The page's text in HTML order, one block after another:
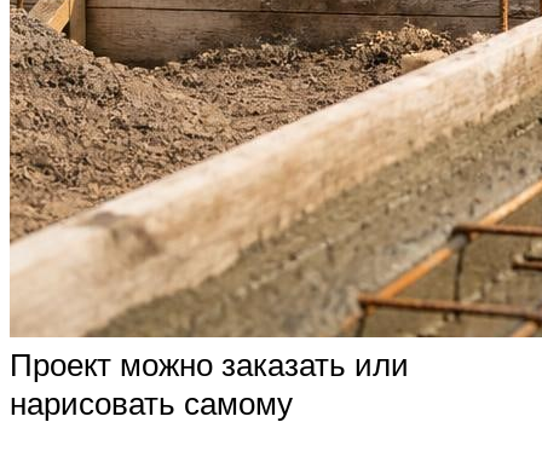
Проект можно заказать или
нарисовать самому